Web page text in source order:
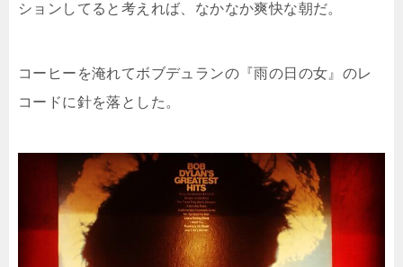
ションしてると考えれば、なかなか爽快な朝だ。
コーヒーを淹れてボブデュランの『雨の日の女』のレ
コードに針を落とした。